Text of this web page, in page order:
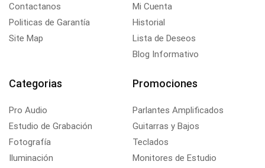
Contactanos
Politicas de Garantía
Site Map
Mi Cuenta
Historial
Lista de Deseos
Blog Informativo
Categorias
Pro Audio
Estudio de Grabación
Fotografía
Iluminación
Promociones
Parlantes Amplificados
Guitarras y Bajos
Teclados
Monitores de Estudio